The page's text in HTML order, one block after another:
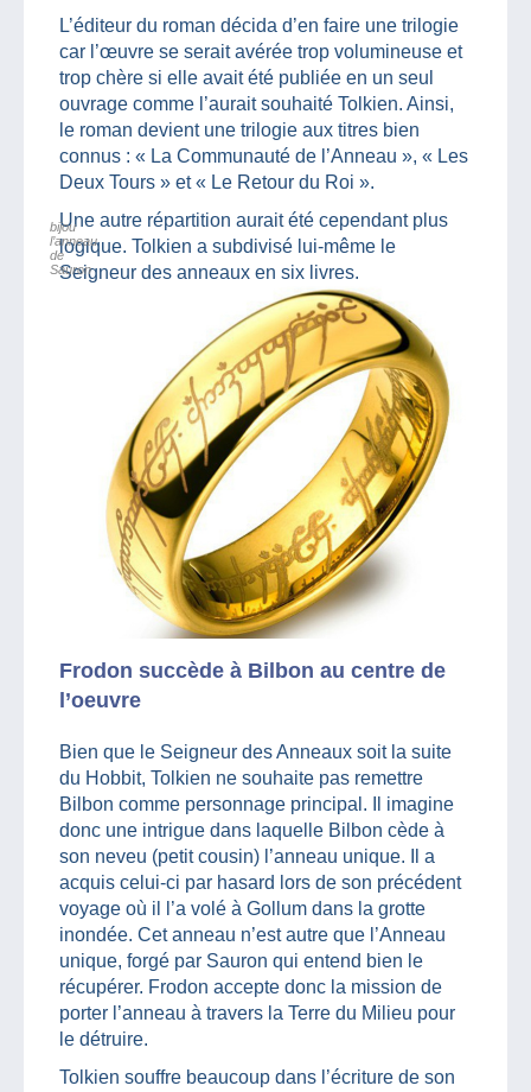
L’éditeur du roman décida d’en faire une trilogie
car l’œuvre se serait avérée trop volumineuse et
trop chère si elle avait été publiée en un seul
ouvrage comme l’aurait souhaité Tolkien. Ainsi,
le roman devient une trilogie aux titres bien
connus : « La Communauté de l’Anneau », « Les
Deux Tours » et « Le Retour du Roi ».
Une autre répartition aurait été cependant plus
logique. Tolkien a subdivisé lui-même le
Seigneur des anneaux en six livres.
bijou
l’anneau
de
Sauron
Frodon succède à Bilbon au centre de
l’oeuvre
Bien que le Seigneur des Anneaux soit la suite
du Hobbit, Tolkien ne souhaite pas remettre
Bilbon comme personnage principal. Il imagine
donc une intrigue dans laquelle Bilbon cède à
son neveu (petit cousin) l’anneau unique. Il a
acquis celui-ci par hasard lors de son précédent
voyage où il l’a volé à Gollum dans la grotte
inondée. Cet anneau n’est autre que l’Anneau
unique, forgé par Sauron qui entend bien le
récupérer. Frodon accepte donc la mission de
porter l’anneau à travers la Terre du Milieu pour
le détruire.
Tolkien souffre beaucoup dans l’écriture de son